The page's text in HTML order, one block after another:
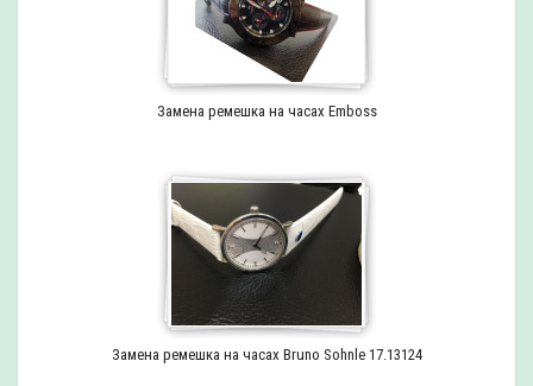
Замена ремешка на часах Emboss
Замена ремешка на часах Bruno Sohnle 17.13124